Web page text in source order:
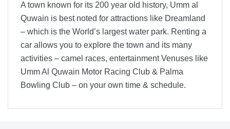
A town known for its 200 year old history, Umm al
Quwain is best noted for attractions like Dreamland
– which is the World’s largest water park. Renting a
car allows you to explore the town and its many
activities – camel races, entertainment Venuses like
Umm Al Quwain Motor Racing Club & Palma
Bowling Club – on your own time & schedule.